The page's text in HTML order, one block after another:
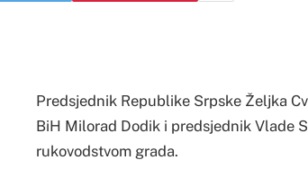
Predsjednik Republike Srpske Željka
BiH Milorad Dodik i predsjednik Vlade
rukovodstvom grada.